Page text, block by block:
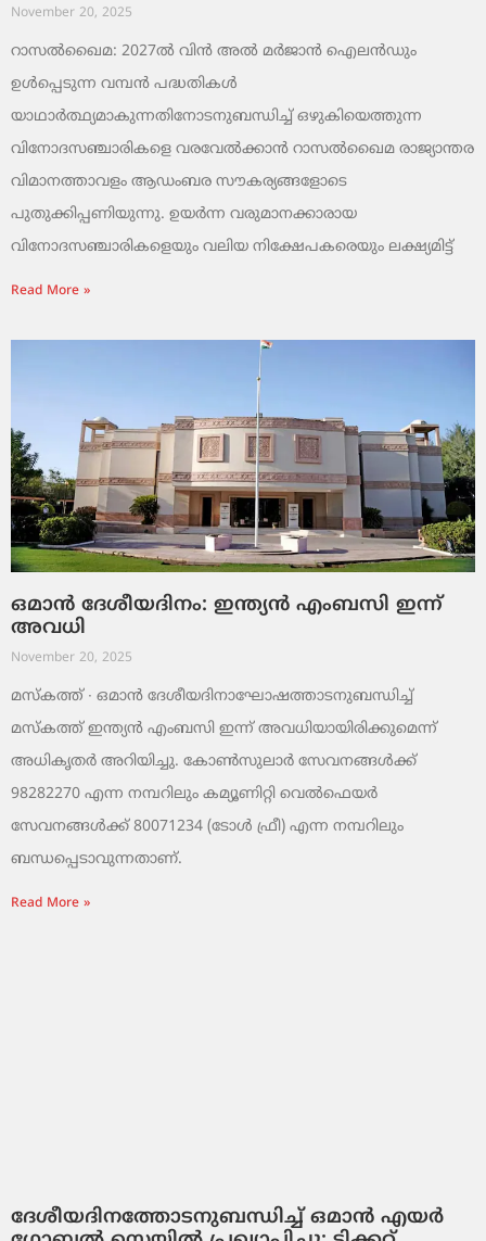
November 20, 2025
റാസൽഖൈമ: 2027ൽ വിൻ അൽ മർജാൻ ഐലൻഡും
ഉൾപ്പെടുന്ന വമ്പൻ പദ്ധതികൾ
യാഥാർത്ഥ്യമാകുന്നതിനോടനുബന്ധിച്ച് ഒഴുകിയെത്തുന്ന
വിനോദസഞ്ചാരികളെ വരവേൽക്കാൻ റാസൽഖൈമ രാജ്യാന്തര
വിമാനത്താവളം ആഡംബര സൗകര്യങ്ങളോടെ
പുതുക്കിപ്പണിയുന്നു. ഉയർന്ന വരുമാനക്കാരായ
വിനോദസഞ്ചാരികളെയും വലിയ നിക്ഷേപകരെയും ലക്ഷ്യമിട്ട്
Read More »
ഒമാൻ ദേശീയദിനം: ഇന്ത്യൻ എംബസി ഇന്ന്
അവധി
November 20, 2025
മസ്‌കത്ത് ∙ ഒമാൻ ദേശീയദിനാഘോഷത്താടനുബന്ധിച്ച്
മസ്‌കത്ത് ഇന്ത്യൻ എംബസി ഇന്ന് അവധിയായിരിക്കുമെന്ന്
അധികൃതർ അറിയിച്ചു. കോൺസുലാർ സേവനങ്ങൾക്ക്
98282270 എന്ന നമ്പറിലും കമ്യൂണിറ്റി വെൽഫെയർ
സേവനങ്ങൾക്ക് 80071234 (ടോൾ ഫ്രീ) എന്ന നമ്പറിലും
ബന്ധപ്പെടാവുന്നതാണ്.
Read More »
ദേശീയദിനത്തോടനുബന്ധിച്ച് ഒമാൻ എയർ